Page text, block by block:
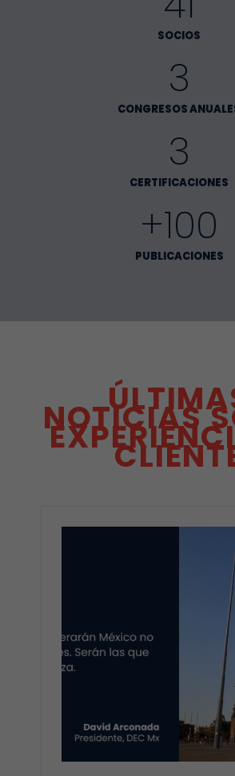
SOCIOS
3
CONGRESOS
3
CERTIFICACIONES
+100
PUBLICACIONES
NOTICIAS